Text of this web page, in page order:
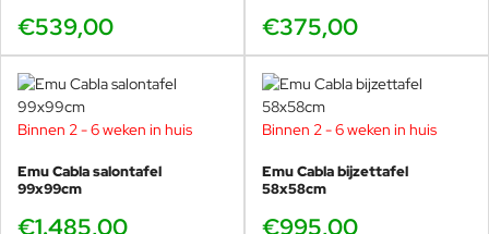
elke stijl, van minimalistisch en modern tot warm mediterraan of
resort chic.
Combineer de loungestoel moeiteloos met deEmu Antigua
voetenbank
Antigua 2-zits sofa, deAntigua 3-zits sofa
en deEmu Antigua koffietafel
voor een complete
Wit synthetisch touw
€539,00 €375,00
Binnen 2 - 6 weken in huis
Emu Cabla salontafel
99x99cm
€1.485,00
Binnen 2 - 6 weken in huis
Emu Cabla bijzettafel
58x58cm
€995,00